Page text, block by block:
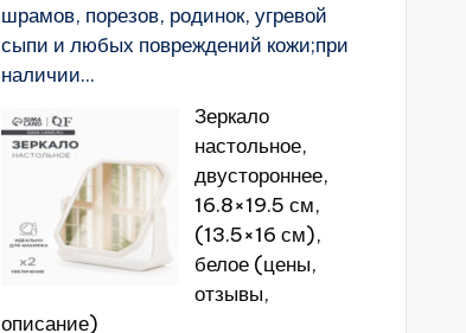
шрамов, порезов, родинок, угревой
сыпи и любых повреждений кожи;при
наличии...
Зеркало
настольное,
двустороннее,
16.8×19.5 см,
(13.5×16 см),
белое (цены,
отзывы,
описание)